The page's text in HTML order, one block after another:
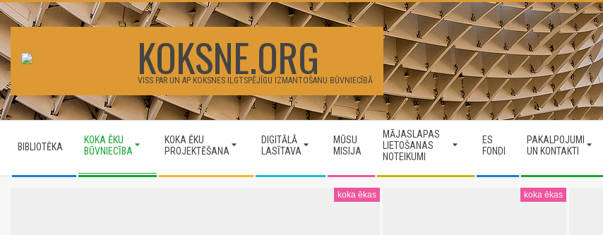
Skip
to
content
KOKSNE.ORG
VISS PAR UN AP KOKSNES ILGTSPĒJĪGU IZMANTOŠANU BŪVNIECĪBĀ
Navigation
BIBLIOTĒKA
KOKA ĒKU
BŪVNIECĪBA
KOKA ĒKU
PROJEKTĒŠANA
DIGITĀLĀ
LASĪTAVA
MŪSU
MISIJA
MĀJASLAPAS
LIETOŠANAS
NOTEIKUMI
ES
FONDI
PAKALPOJUMI
UN KONTAKTI
koka ēkas koka ēkas